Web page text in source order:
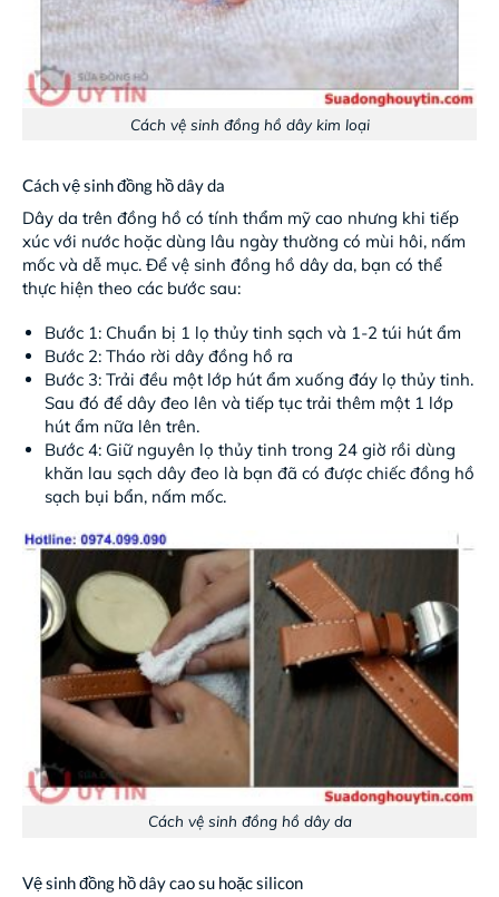
Cách vệ sinh đồng hồ dây kim loại
Cách vệ sinh đồng hồ dây da
Dây da trên đồng hồ có tính thẩm mỹ cao nhưng khi tiếp
xúc với nước hoặc dùng lâu ngày thường có mùi hôi, nấm
mốc và dễ mục. Để vệ sinh đồng hồ dây da, bạn có thể
thực hiện theo các bước sau:
Bước 1: Chuẩn bị 1 lọ thủy tinh sạch và 1-2 túi hút ẩm
Bước 2: Tháo rời dây đồng hồ ra
Bước 3: Trải đều một lớp hút ẩm xuống đáy lọ thủy tinh.
Sau đó để dây đeo lên và tiếp tục trải thêm một 1 lớp
hút ẩm nữa lên trên.
Bước 4: Giữ nguyên lọ thủy tinh trong 24 giờ rồi dùng
khăn lau sạch dây đeo là bạn đã có được chiếc đồng hồ
sạch bụi bẩn, nấm mốc.
Cách vệ sinh đồng hồ dây da
Vệ sinh đồng hồ dây cao su hoặc silicon